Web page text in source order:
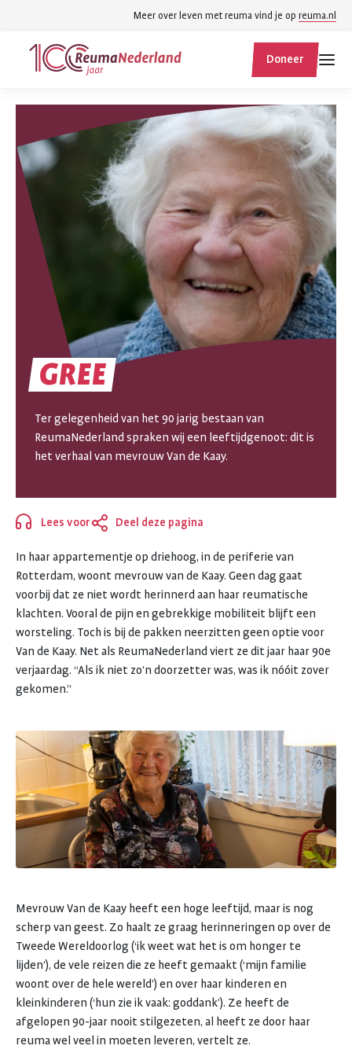
hoofdinhoud
footer
navigatie
Meer over leven met reuma vind je op reuma.nl
ReumaNederland
homepage
Doneer
binnen
reumanederland.nl
GREE
GREE
Ter gelegenheid van het 90 jarig bestaan van
ReumaNederland spraken wij een leeftijdgenoot: dit is
het verhaal van mevrouw Van de Kaay.
Lees voor Deel deze pagina
Sluiten
In haar appartementje op driehoog, in de periferie van
Rotterdam, woont mevrouw van de Kaay. Geen dag gaat
voorbij dat ze niet wordt herinnerd aan haar reumatische
klachten. Vooral de pijn en gebrekkige mobiliteit blijft een
worsteling. Toch is bij de pakken neerzitten geen optie voor
Van de Kaay. Net als ReumaNederland viert ze dit jaar haar 90e
verjaardag. “Als ik niet zo’n doorzetter was, was ik nóóit zover
gekomen.”
Mevrouw Van de Kaay heeft een hoge leeftijd, maar is nog
scherp van geest. Zo haalt ze graag herinneringen op over de
Tweede Wereldoorlog (‘ik weet wat het is om honger te
lijden’), de vele reizen die ze heeft gemaakt (‘mijn familie
woont over de hele wereld’) en over haar kinderen en
kleinkinderen (‘hun zie ik vaak: goddank’). Ze heeft de
afgelopen 90-jaar nooit stilgezeten, al heeft ze door haar
reuma wel veel in moeten leveren, vertelt ze.